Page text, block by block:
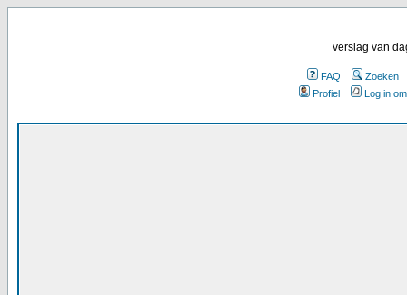
verslag van
FAQ
Zoeken
Profiel
Log in